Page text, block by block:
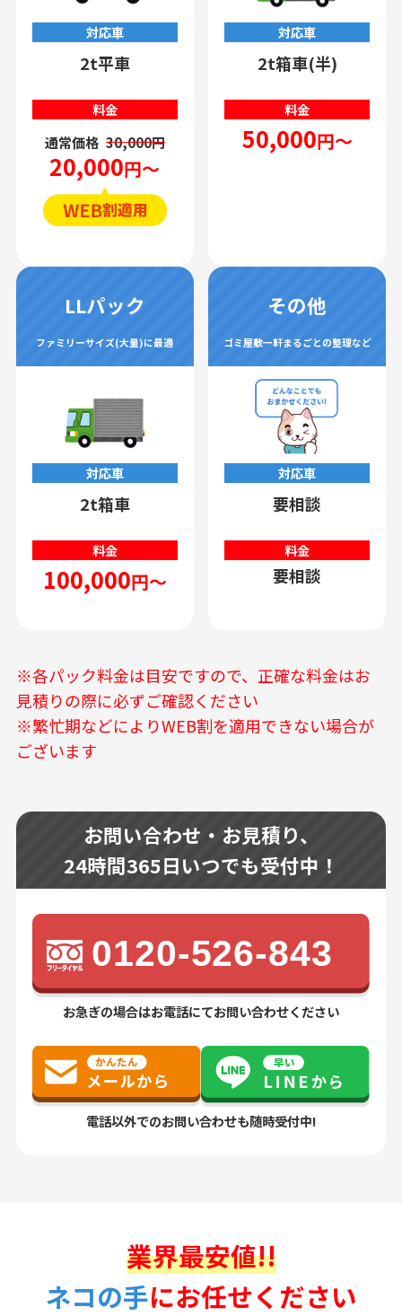
対応車
2t平車
料金
通常価格 30,000円
20,000円～
対応車
2t箱車(半)
料金
50,000円～
LLパック
ファミリーサイズ(大量)に最適
対応車
2t箱車
料金
100,000円～
その他
ゴミ屋敷一軒まるごとの整理など
対応車
要相談
料金
要相談
※各パック料金は目安ですので、正確な料金はお
見積りの際に必ずご確認ください
※繁忙期などによりWEB割を適用できない場合が
ございます
お問い合わせ・お見積り、
24時間365日いつでも受付中！
0120-526-843
お急ぎの場合はお電話にてお問い合わせください
電話以外でのお問い合わせも随時受付中!
業界最安値!!
ネコの手にお任せください